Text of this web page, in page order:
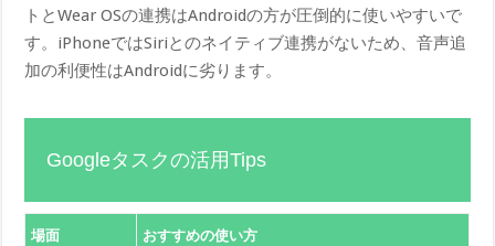
トとWear OSの連携はAndroidの方が圧倒的に使いやすいで
す。iPhoneではSiriとのネイティブ連携がないため、音声追
加の利便性はAndroidに劣ります。
Googleタスクの活用Tips
場面 おすすめの使い方